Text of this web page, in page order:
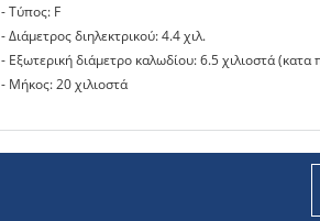
- Tύπος: F
- Διάμετρος διηλεκτρικού: 4.4 χιλ.
- Εξωτερική διάμετρο καλωδίου: 6.5 χιλιοστά (κατα
- Μήκος: 20 χιλιοστά